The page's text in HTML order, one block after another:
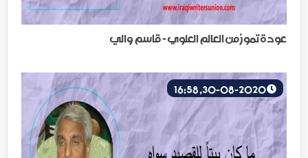
عودة تموز من العالم العلوي - قاسم والي